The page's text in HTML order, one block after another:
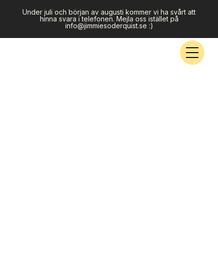
Under juli och början av augusti kommer vi ha svårt att
hinna svara i telefonen. Mejla oss istället på
info@jimmiesoderquist.se :)